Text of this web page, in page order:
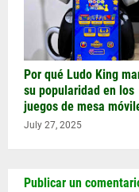
Por qué Ludo King
su popularidad en los
juegos de mesa
July 27, 2025
Publicar un